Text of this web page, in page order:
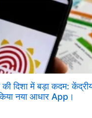
दिशा में बड़ा कदम:
नया आधार App।